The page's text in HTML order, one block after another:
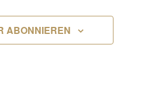
ABONNIEREN